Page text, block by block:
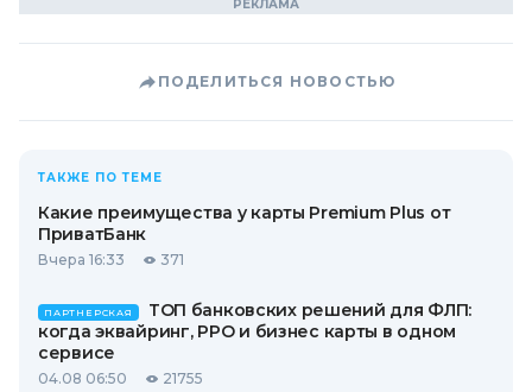
ПОДЕЛИТЬСЯ НОВОСТЬЮ
ТАКЖЕ ПО ТЕМЕ
Какие преимущества у карты Premium Plus от
ПриватБанк
Вчера 16:33 371
ПАРТНЕРСКАЯ
ТОП банковских решений для ФЛП:
когда эквайринг, РРО и бизнес карты в одном
сервисе
04.08 06:50 21755